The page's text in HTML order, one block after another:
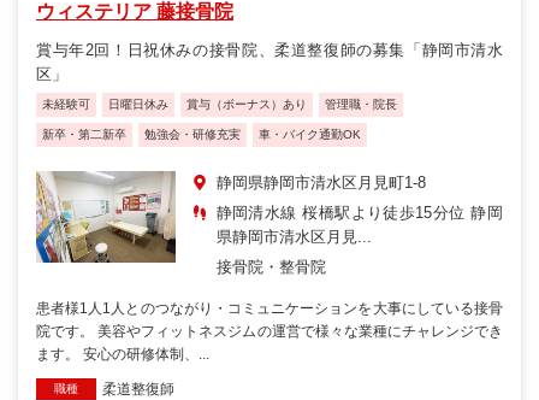
ウィステリア 藤接骨院
賞与年2回！日祝休みの接骨院、柔道整復師の募集「静岡市清水
区」
未経験可 日曜日休み 賞与（ボーナス）あり 管理職・院長
新卒・第二新卒 勉強会・研修充実 車・バイク通勤OK
静岡県静岡市清水区月見町1-8
静岡清水線 桜橋駅より徒歩15分位 静岡
県静岡市清水区月見...
接骨院・整骨院
患者様1人1人とのつながり・コミュニケーションを大事にしている接骨
院です。 美容やフィットネスジムの運営で様々な業種にチャレンジでき
ます。 安心の研修体制、...
職種 柔道整復師